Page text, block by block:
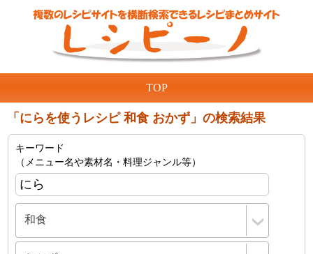
TOP
「にらを使うレシピ 和食 おかず」の検索結果
キーワード
（メニュー名や素材名・料理ジャンル等）